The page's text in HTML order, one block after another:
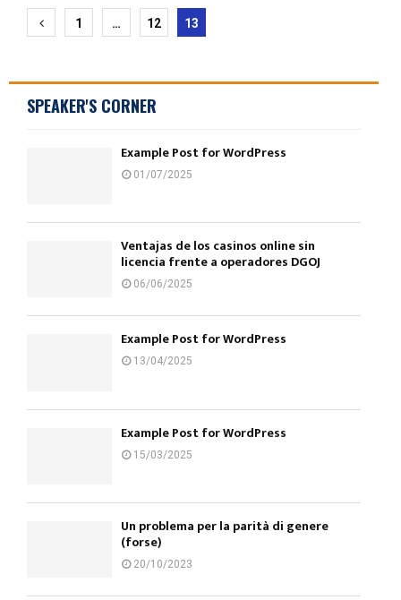
Paginazione
articoli
1 … 12 13
SPEAKER'S CORNER
Example Post for WordPress
01/07/2025
Ventajas de los casinos online sin
licencia frente a operadores DGOJ
06/06/2025
Example Post for WordPress
13/04/2025
Example Post for WordPress
15/03/2025
Un problema per la parità di genere
(forse)
20/10/2023